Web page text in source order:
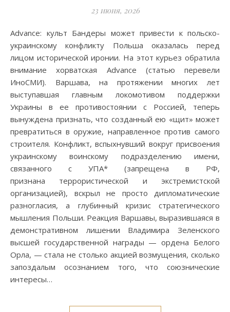
23 июня, 2026
Advance: культ Бандеры может привести к польско-
украинскому конфликту Польша оказалась перед
лицом исторической иронии. На этот курьез обратила
внимание хорватская Advance (статью перевели
ИноСМИ). Варшава, на протяжении многих лет
выступавшая главным локомотивом поддержки
Украины в ее противостоянии с Россией, теперь
вынуждена признать, что созданный ею «щит» может
превратиться в оружие, направленное против самого
строителя. Конфликт, вспыхнувший вокруг присвоения
украинскому воинскому подразделению имени,
связанного с УПА* (запрещена в РФ,
признана террористической и экстремистской
организацией), вскрыл не просто дипломатические
разногласия, а глубинный кризис стратегического
мышления Польши. Реакция Варшавы, выразившаяся в
демонстративном лишении Владимира Зеленского
высшей государственной награды — ордена Белого
Орла, — стала не столько акцией возмущения, сколько
запоздалым осознанием того, что союзнические
интересы…